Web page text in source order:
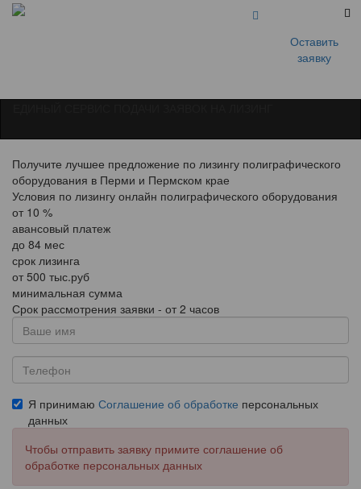
Оставить
заявку
Получите лучшее предложение по лизингу полиграфического
оборудования в Перми и Пермском крае
Условия по лизингу онлайн полиграфического оборудования
от 10 %
авансовый платеж
до 84 мес
срок лизинга
от 500 тыс.руб
минимальная сумма
Срок рассмотрения заявки - от 2 часов
Я принимаю Соглашение об обработке персональных
данных
Чтобы отправить заявку примите соглашение об
обработке персональных данных